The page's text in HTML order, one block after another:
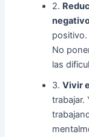
2.
positivo.
No
las
3.Vivir
trabajar.